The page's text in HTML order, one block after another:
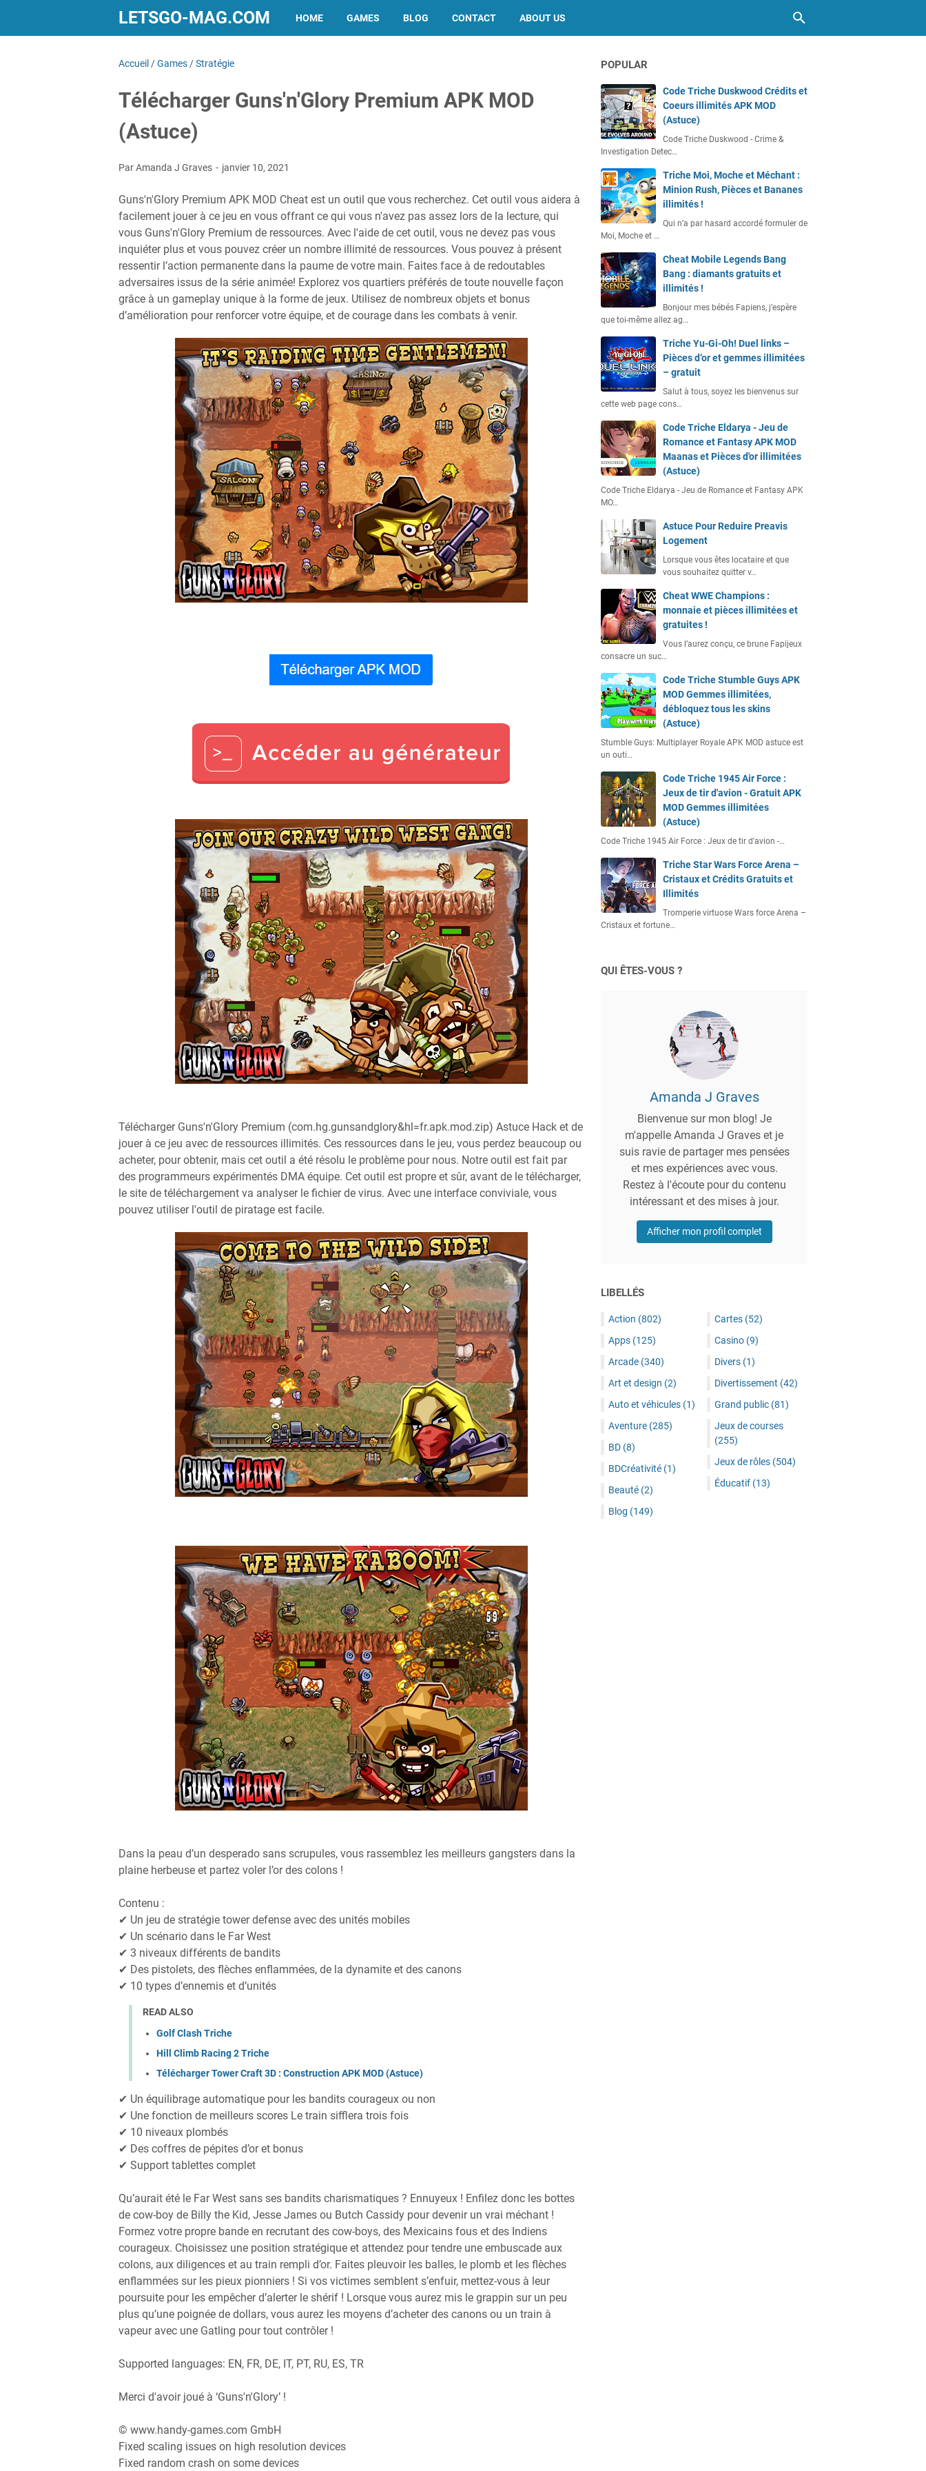
LETSGO-MAG.COM HOME GAMES BLOG CONTACT ABOUT US
Accueil /Games /Stratégie
Télécharger Guns'n'Glory Premium APK MOD
(Astuce)
Par Amanda J Graves janvier 10, 2021
Guns'n'Glory Premium APK MOD Cheat est un outil que vous recherchez. Cet outil vous aidera à
facilement jouer à ce jeu en vous offrant ce qui vous n'avez pas assez lors de la lecture, qui
vous Guns'n'Glory Premium de ressources. Avec l'aide de cet outil, vous ne devez pas vous
inquiéter plus et vous pouvez créer un nombre illimité de ressources. Vous pouvez à présent
ressentir l’action permanente dans la paume de votre main. Faites face à de redoutables
adversaires issus de la série animée! Explorez vos quartiers préférés de toute nouvelle façon
grâce à un gameplay unique à la forme de jeux. Utilisez de nombreux objets et bonus
d’amélioration pour renforcer votre équipe, et de courage dans les combats à venir.
Télécharger Guns'n'Glory Premium (com.hg.gunsandglory&hl=fr.apk.mod.zip) Astuce Hack et de
jouer à ce jeu avec de ressources illimités. Ces ressources dans le jeu, vous perdez beaucoup ou
acheter, pour obtenir, mais cet outil a été résolu le problème pour nous. Notre outil est fait par
des programmeurs expérimentés DMA équipe. Cet outil est propre et sûr, avant de le télécharger,
le site de téléchargement va analyser le fichier de virus. Avec une interface conviviale, vous
pouvez utiliser l'outil de piratage est facile.
Dans la peau d’un desperado sans scrupules, vous rassemblez les meilleurs gangsters dans la
plaine herbeuse et partez voler l’or des colons !
Contenu :
✔ Un jeu de stratégie tower defense avec des unités mobiles
✔ Un scénario dans le Far West
✔ 3 niveaux différents de bandits
✔ Des pistolets, des flèches enflammées, de la dynamite et des canons
✔ 10 types d’ennemis et d’unités
READ ALSO
Golf Clash Triche
Hill Climb Racing 2 Triche
Télécharger Tower Craft 3D : Construction APK MOD (Astuce)
✔ Un équilibrage automatique pour les bandits courageux ou non
✔ Une fonction de meilleurs scores Le train sifflera trois fois
✔ 10 niveaux plombés
✔ Des coffres de pépites d’or et bonus
✔ Support tablettes complet
Qu’aurait été le Far West sans ses bandits charismatiques ? Ennuyeux ! Enfilez donc les bottes
de cow-boy de Billy the Kid, Jesse James ou Butch Cassidy pour devenir un vrai méchant !
Formez votre propre bande en recrutant des cow-boys, des Mexicains fous et des Indiens
courageux. Choisissez une position stratégique et attendez pour tendre une embuscade aux
colons, aux diligences et au train rempli d’or. Faites pleuvoir les balles, le plomb et les flèches
enflammées sur les pieux pionniers ! Si vos victimes semblent s’enfuir, mettez-vous à leur
poursuite pour les empêcher d’alerter le shérif ! Lorsque vous aurez mis le grappin sur un peu
plus qu’une poignée de dollars, vous aurez les moyens d’acheter des canons ou un train à
vapeur avec une Gatling pour tout contrôler !
Supported languages: EN, FR, DE, IT, PT, RU, ES, TR
Merci d'avoir joué à ‘Guns'n'Glory’ !
© www.handy-games.com GmbH
Fixed scaling issues on high resolution devices
Fixed random crash on some devices
POPULAR
Code Triche Duskwood Crédits et
Coeurs illimités APK MOD
(Astuce)
Code Triche Duskwood - Crime &
Investigation Detec…
Triche Moi, Moche et Méchant :
Minion Rush, Pièces et Bananes
illimités !
Qui n’a par hasard accordé formuler de
Moi, Moche et …
Cheat Mobile Legends Bang
Bang : diamants gratuits et
illimités !
Bonjour mes bébés Fapiens, j’espère
que toi-même allez ag…
Triche Yu-Gi-Oh! Duel links –
Pièces d’or et gemmes illimitées
– gratuit
Salut à tous, soyez les bienvenus sur
cette web page cons…
Code Triche Eldarya - Jeu de
Romance et Fantasy APK MOD
Maanas et Pièces d'or illimitées
(Astuce)
Code Triche Eldarya - Jeu de Romance et Fantasy APK
MO…
Astuce Pour Reduire Preavis
Logement
Lorsque vous êtes locataire et que
vous souhaitez quitter v…
Cheat WWE Champions :
monnaie et pièces illimitées et
gratuites !
Vous l’aurez conçu, ce brune Fapijeux
consacre un suc…
Code Triche Stumble Guys APK
MOD Gemmes illimitées,
débloquez tous les skins
(Astuce)
Stumble Guys: Multiplayer Royale APK MOD astuce est
un outi…
Code Triche 1945 Air Force :
Jeux de tir d'avion - Gratuit APK
MOD Gemmes illimitées
(Astuce)
Code Triche 1945 Air Force : Jeux de tir d'avion -…
Triche Star Wars Force Arena –
Cristaux et Crédits Gratuits et
Illimités
Tromperie virtuose Wars force Arena –
Cristaux et fortune…
QUI ÊTES-VOUS ?
Amanda J Graves
Bienvenue sur mon blog! Je
m'appelle Amanda J Graves et je
suis ravie de partager mes pensées
et mes expériences avec vous.
Restez à l'écoute pour du contenu
intéressant et des mises à jour.
Afficher mon profil complet
LIBELLÉS
Action (802)
Apps (125)
Arcade (340)
Art et design (2)
Auto et véhicules (1)
Aventure (285)
BD (8)
BDCréativité (1)
Beauté (2)
Blog (149)
Cartes (52)
Casino (9)
Divers (1)
Divertissement (42)
Grand public (81)
Jeux de courses
(255)
Jeux de rôles (504)
Éducatif (13)